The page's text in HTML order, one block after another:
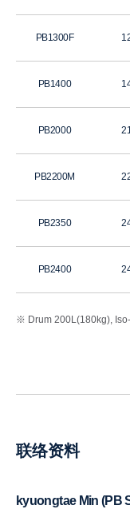
PB1300F
PB1400
PB2000
PB2200M
PB2350
PB2400
※ Drum 200L(180kg),
联络资料
kyuongtae Min (PB